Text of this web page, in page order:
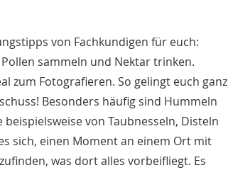
von Fachkundigen für euch:
sammeln und Nektar trinken.
zum Fotografieren. So gelingt euch ganz
Besonders häufig sind Hummeln
von Taubnesseln, Disteln
sich, einen Moment an einem Ort mit
was dort alles vorbeifliegt. Es